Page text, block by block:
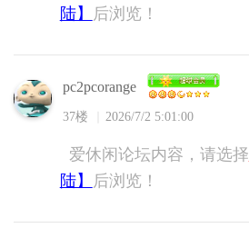
陆】 后浏览！
pc2pcorange
37楼 2026/7/2 5:01:00
爱休闲论坛内容，请选择
陆】
后浏览！